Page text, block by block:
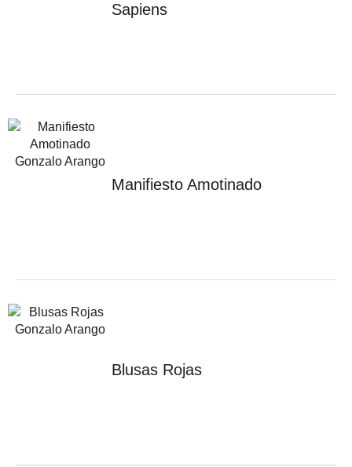
Sapiens
Manifiesto Amotinado
Blusas Rojas